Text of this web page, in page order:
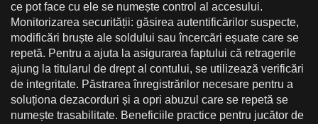
ce pot face cu ele se numește control al accesului.
Monitorizarea securității: găsirea autentificărilor suspecte,
modificări bruște ale soldului sau încercări eșuate care se
repetă. Pentru a ajuta la asigurarea faptului că retragerile
ajung la titularul de drept al contului, se utilizează verificări
de integritate. Păstrarea înregistrărilor necesare pentru a
soluționa dezacorduri și a opri abuzul care se repetă se
numește trasabilitate. Beneficiile practice pentru jucător de